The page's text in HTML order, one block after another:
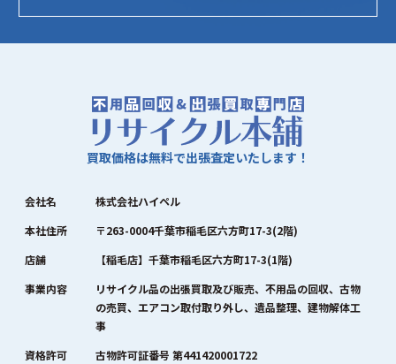
買取価格は無料で出張査定いたします！
会社名
株式会社ハイペル
本社住所
〒263-0004千葉市稲毛区六方町17-3(2階)
店舗
【稲毛店】千葉市稲毛区六方町17-3(1階)
事業内容
リサイクル品の出張買取及び販売、不用品の回収、古物
の売買、エアコン取付取り外し、遺品整理、建物解体工
事
資格許可
古物許可証番号 第441420001722